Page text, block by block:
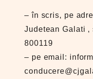
– în scris, pe
Judetean Galati ,
800119
– pe email: